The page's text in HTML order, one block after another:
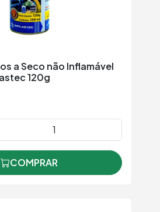
a Seco não Inflamável
120g
COMPRAR